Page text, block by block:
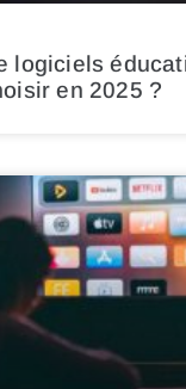
logiciels
en 2025 ?